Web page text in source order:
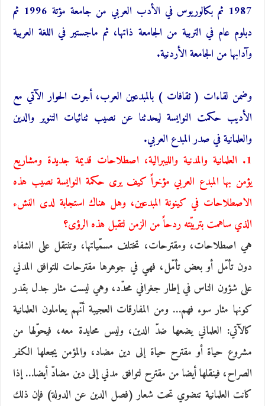
1987 ثم بكالوريوس في الأدب العربي من جامعة مؤتة 1996 ثم
دبلوم عام في التربية من الجامعة ذاتها، ثم ماجستير في اللغة العربية
وآدابها من الجامعة الأردنية.
وضمن لقاءات ( ثقافات ) بالمبدعين العرب، أجرت الحوار الآتي مع
الأديب حكمت النوايسة ليحدثنا عن نصيب ثنائيات التنوير والدين
والعلمانية في صدر المبدع العربي.
1. العلمانية والمدنية والليبرالية، اصطلاحات قديمة جديدة ومشاريع
يؤمن بها المبدع العربي مؤخراً كيف يرى حكمة النوايسة نصيب هذه
الاصطلاحات في كينونة المبدعين، وهل هناك استجابة لدى النشء
الذي ساهمت بتربيّته ردحاً من الزمن لتقبل هذه الرؤى؟
هي اصطلاحات، ومقترحات، تختلف مسمّياتها، وتنتقل على الشفاه
دون تأمّل أو بعض تأمّل، فهي في جوهرها مقترحات للتوافق المدني
على شؤون الناس في إطار جغرافي محدّد، وهي ليست مثار جدل بقدر
كونها مثار سوء فهم… ومن المفارقات العجيبة أنّهم يعاملون العلمانية
كالآتي: العلماني يضعها ضدّ الدين، وليس محايدة معه، فيحوّلها من
مشروع حياة أو مقترح حياة إلى دين مضاد، والمؤمن يجعلها الكفر
الصراح، فينقلها أيضا من مقترح لتوافق مدني إلى دين مضادّ أيضا… إذا
كانت العلمانية تنضوي تحت شعار (فصل الدين عن الدولة) فإن ذلك